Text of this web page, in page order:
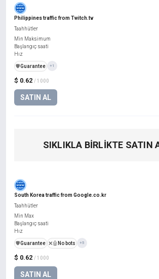
Philippines traffic from Twitch.tv
$ 0.62 / 1000
SATIN AL
Taahhütler
Min Maksimum
Başlangıç saati
Hız
️🛡️Guarantee +1
SIKLIKLA BIRLIKTE SATIN
South Korea traffic from Google.co.kr
$ 0.62 / 1000
SATIN AL
Taahhütler
Min Max
Başlangıç saati
Hız
️🛡️Guarantee ❌🤖 No bots +5